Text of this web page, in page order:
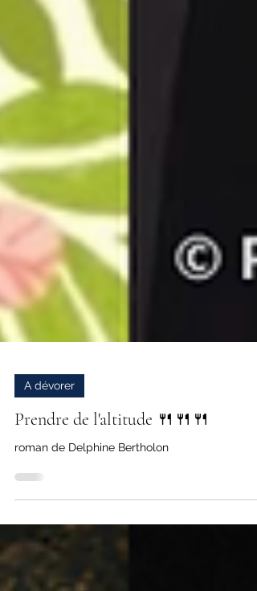
A dévorer
Prendre de l'altitude 🍴🍴🍴
roman de Delphine Bertholon